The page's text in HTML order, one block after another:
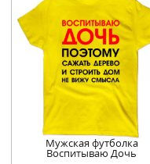
Мужская футболка
Воспитываю Дочь